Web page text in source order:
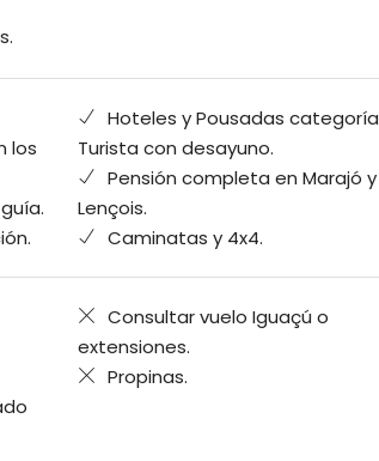
Hoteles y Pousadas categoría
Turista con desayuno.
los
Pensión completa en Marajó y
Lençois.
Caminatas y 4x4.
Consultar vuelo Iguaçú o
extensiones.
Propinas.